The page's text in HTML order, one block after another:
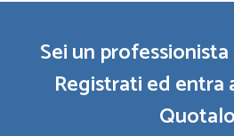
Sei un
Registrati ed entra